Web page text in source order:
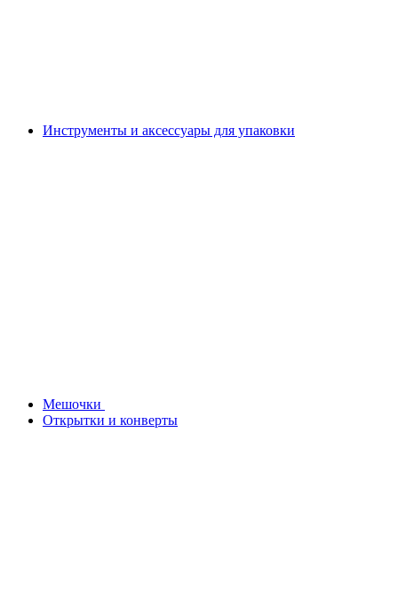
Инструменты и аксессуары для упаковки
Мешочки
Открытки и конверты